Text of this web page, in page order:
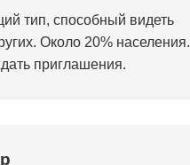
тип, способный видеть
Около 20% населения.
приглашения.